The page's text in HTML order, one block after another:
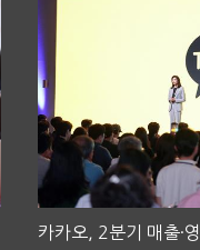
카카오, 2분기 매출·